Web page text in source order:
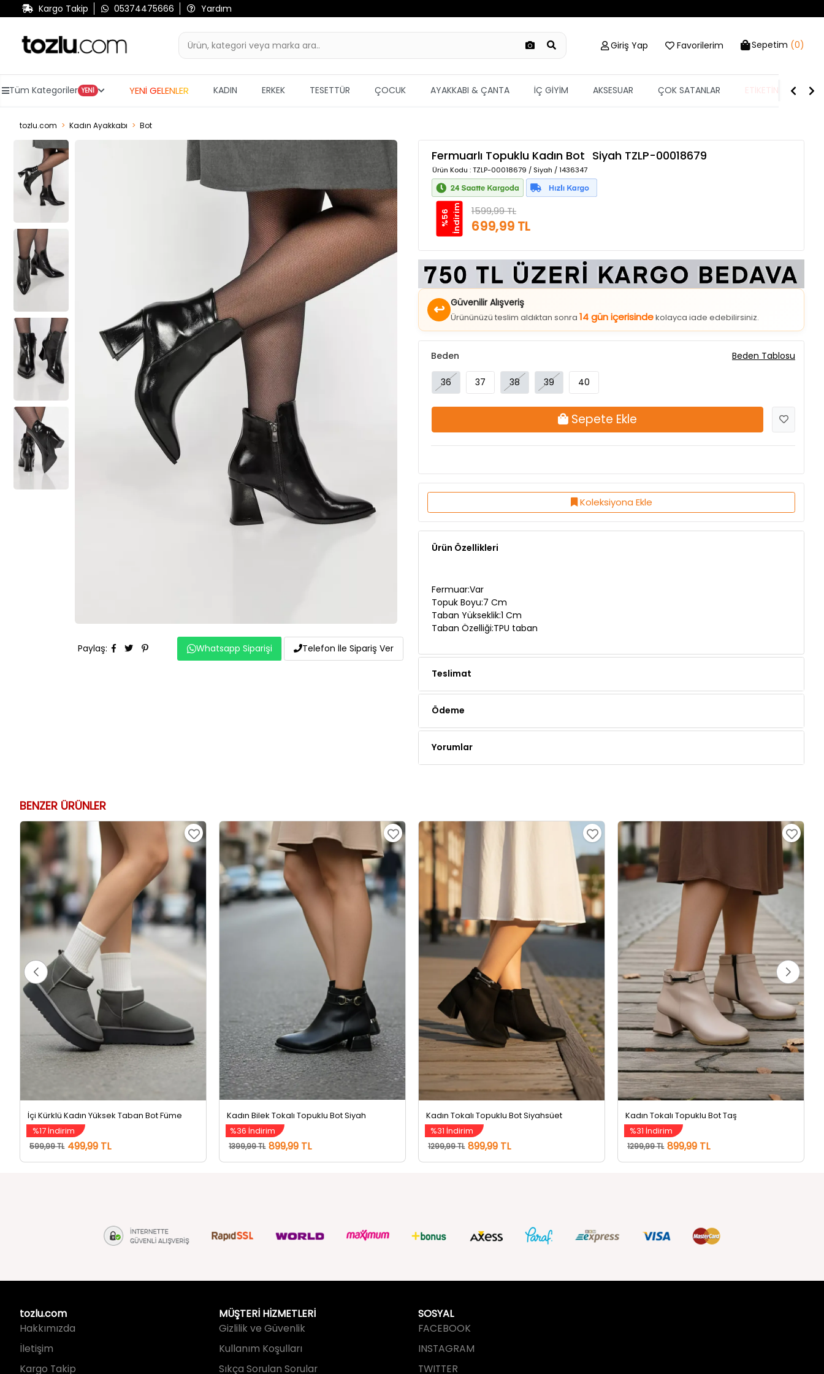
Kargo Takip 05374475666 Yardım
Giriş Yap Favorilerim Sepetim (0)
Tüm Kategoriler YENİ YENİ GELENLER KADIN ERKEK TESETTÜR ÇOCUK AYAKKABI & ÇANTA İÇ GİYİM AKSESUAR ÇOK SATANLAR ETİKETİN YARISI
tozlu.com Kadın Ayakkabı Bot
Paylaş: Whatsapp Siparişi Telefon İle Sipariş Ver
Fermuarlı Topuklu Kadın Bot Siyah TZLP-00018679
Ürün Kodu : TZLP-00018679 / Siyah / 1436347
%
5
6
İ
n
d
i
r
i m 1599,99 TL
699,99 TL
↩ Güvenilir Alışveriş
Ürününüzü teslim aldıktan sonra14 gün içerisindekolayca iade edebilirsiniz.
36
Sepete Ekle
Koleksiyona Ekle
Ürün Özellikleri
Taban Yükseklik:1 Cm
Taban Özelliği:TPU taban
İçi Kürklü Kadın Yüksek Taban Bot Füme
%17 İndirim
599,99 TL 499,99 TL
Kadın Bilek Tokalı Topuklu Bot Siyah
%36 İndirim
1399,99 TL 899,99 TL
Kadın Tokalı Topuklu Bot Siyahsüet
%31 İndirim
1299,99 TL 899,99 TL
Kadın Tokalı Topuklu Bot Taş
%31 İndirim
1299,99 TL 899,99 TL
tozlu.com
İletişim
Kargo Takip
MÜŞTERİ HİZMETLERİ
Kullanım Koşulları
SOSYAL
INSTAGRAM